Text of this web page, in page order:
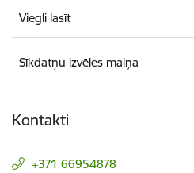
Viegli lasīt
Sīkdatņu izvēles maiņa
Kontakti
+371 66954878